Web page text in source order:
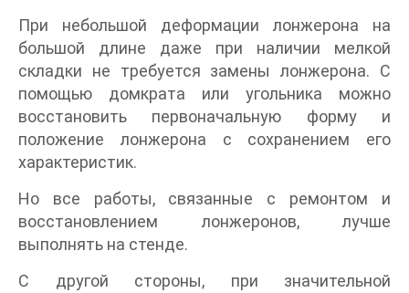
При небольшой деформации лонжерона на
большой длине даже при наличии мелкой
складки не требуется замены лонжерона. С
помощью домкрата или угольника можно
восстановить первоначальную форму и
положение лонжерона с сохранением его
характеристик.
Но все работы, связанные с ремонтом и
восстановлением лонжеронов, лучше
выполнять на стенде.
С другой стороны, при значительной